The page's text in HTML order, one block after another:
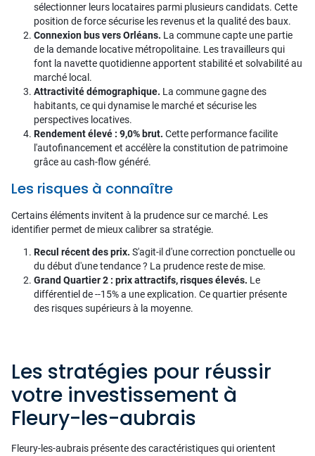
sélectionner leurs locataires parmi plusieurs candidats. Cette
position de force sécurise les revenus et la qualité des baux.
Connexion bus vers Orléans. La commune capte une partie
de la demande locative métropolitaine. Les travailleurs qui
font la navette quotidienne apportent stabilité et solvabilité au
marché local.
Attractivité démographique. La commune gagne des
habitants, ce qui dynamise le marché et sécurise les
perspectives locatives.
Rendement élevé : 9,0% brut. Cette performance facilite
l'autofinancement et accélère la constitution de patrimoine
grâce au cash-flow généré.
Les risques à connaître
Certains éléments invitent à la prudence sur ce marché. Les
identifier permet de mieux calibrer sa stratégie.
Recul récent des prix. S'agit-il d'une correction ponctuelle ou
du début d'une tendance ? La prudence reste de mise.
Grand Quartier 2 : prix attractifs, risques élevés. Le
différentiel de --15% a une explication. Ce quartier présente
des risques supérieurs à la moyenne.
Les stratégies pour réussir
votre investissement à
Fleury-les-aubrais
Fleury-les-aubrais présente des caractéristiques qui orientent